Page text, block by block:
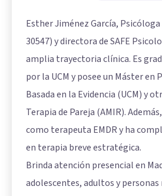
Esther Jiménez García,
30547) y directora de SAFE
amplia trayectoria clínica. Es
por la UCM y posee un Máster en
Basada en la Evidencia (UCM) y
Terapia de Pareja (AMIR).
como terapeuta EMDR y ha
en terapia breve estratégica.
Brinda atención presencial en
adolescentes, adultos y personas